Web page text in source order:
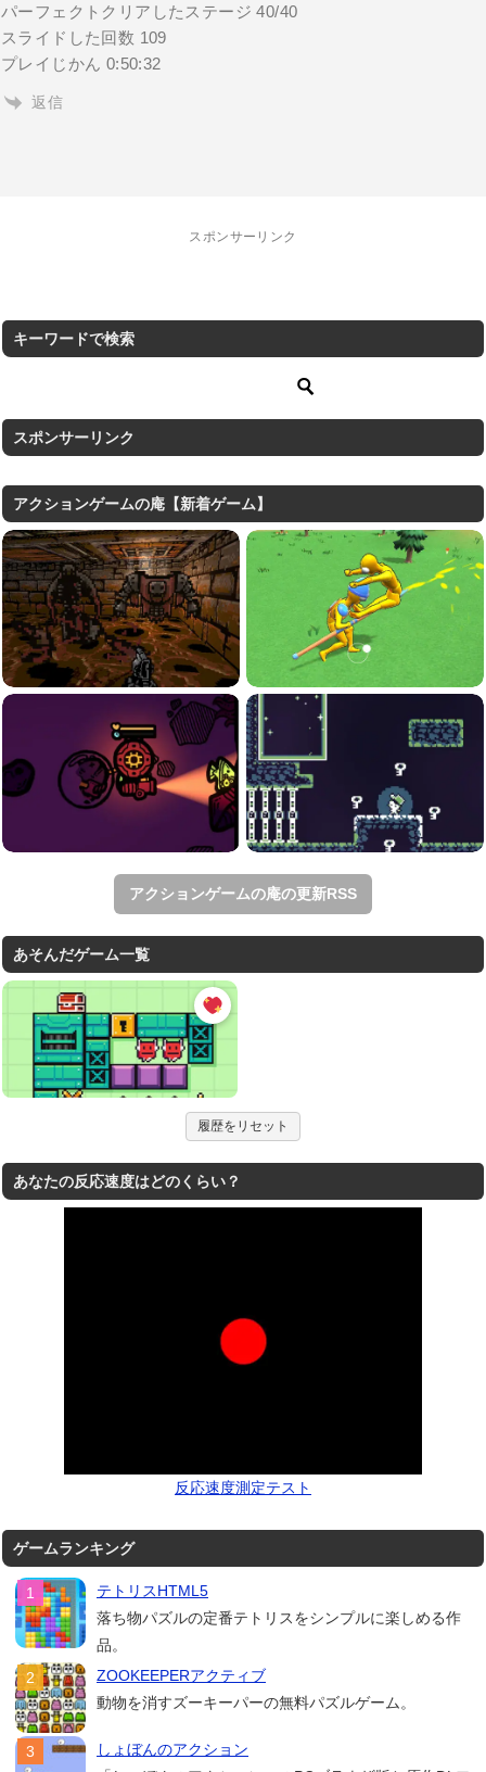
パーフェクトクリアしたステージ 40/40
スライドした回数 109
プレイじかん 0:50:32
返信
スポンサーリンク
キーワードで検索
スポンサーリンク
アクションゲームの庵【新着ゲーム】
アクションゲームの庵の更新RSS
あそんだゲーム一覧
履歴をリセット
あなたの反応速度はどのくらい？
反応速度測定テスト
ゲームランキング
テトリスHTML5
落ち物パズルの定番テトリスをシンプルに楽しめる作
品。
ZOOKEEPERアクティブ
動物を消すズーキーパーの無料パズルゲーム。
しょぼんのアクション